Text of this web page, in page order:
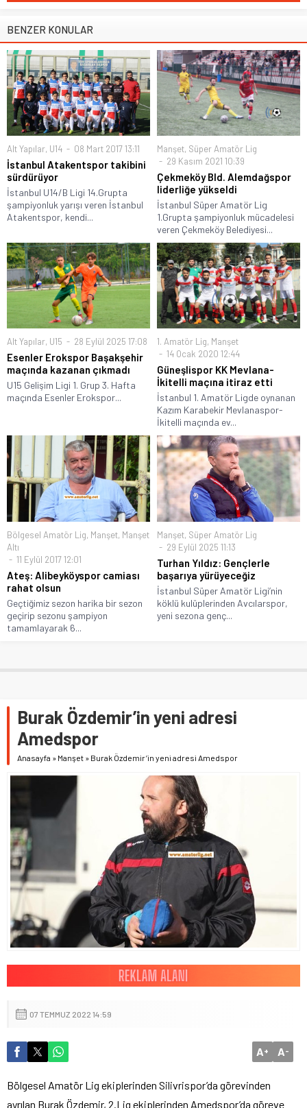
BENZER KONULAR
Alt Yapılar, U14 08 Mart 2017 13:11
İstanbul Atakentspor takibini
sürdürüyor
İstanbul U14/B Ligi 14.Grupta
şampiyonluk yarışı veren İstanbul
Atakentspor, kendi...
Manşet, Süper Amatör Lig
29 Kasım 2021 10:39
Çekmeköy Bld. Alemdağspor
liderliğe yükseldi
İstanbul Süper Amatör Lig
1.Grupta şampiyonluk mücadelesi
veren Çekmeköy Belediyesi...
Alt Yapılar, U15 28 Eylül 2025 17:08
Esenler Erokspor Başakşehir
maçında kazanan çıkmadı
U15 Gelişim Ligi 1. Grup 3. Hafta
maçında Esenler Erokspor...
1. Amatör Lig, Manşet
14 Ocak 2020 12:44
Güneşlispor KK Mevlana-
İkitelli maçına itiraz etti
İstanbul 1. Amatör Ligde oynanan
Kazım Karabekir Mevlanaspor-
İkitelli maçında ev...
Bölgesel Amatör Lig, Manşet, Manşet
Altı
11 Eylül 2017 12:01
Ateş: Alibeyköyspor camiası
rahat olsun
Geçtiğimiz sezon harika bir sezon
geçirip sezonu şampiyon
tamamlayarak 6...
Manşet, Süper Amatör Lig
29 Eylül 2025 11:13
Turhan Yıldız: Gençlerle
başarıya yürüyeceğiz
İstanbul Süper Amatör Ligi’nin
köklü kulüplerinden Avcılarspor,
yeni sezona genç...
Burak Özdemir’in yeni adresi
Amedspor
Anasayfa » Manşet » Burak Özdemir’in yeni adresi Amedspor
07 TEMMUZ 2022 14:59
A+ A-
Bölgesel Amatör Lig ekiplerinden Silivrispor’da görevinden
ayrılan Burak Özdemir, 2.Lig ekiplerinden Amedspor’da göreve